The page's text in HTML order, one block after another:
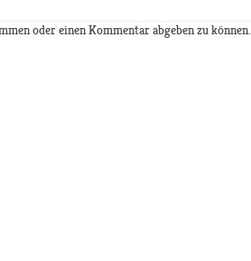
oder einen Kommentar abgeben zu können.